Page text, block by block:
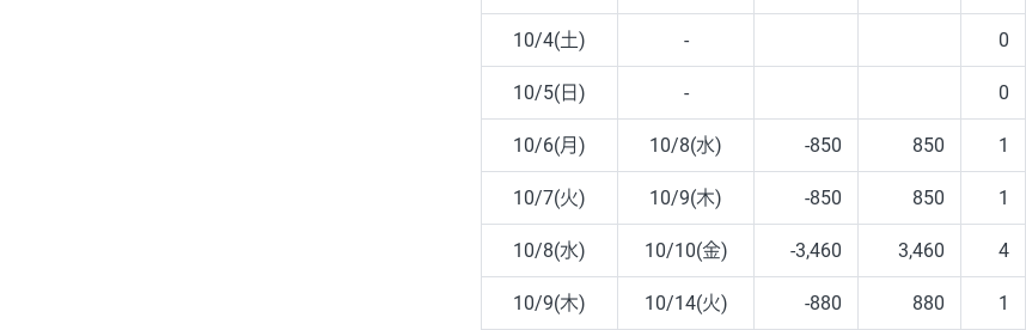
10/4(土) - 0
10/5(日) - 0
10/6(月) 10/8(水) -850 850 1
10/7(火) 10/9(木) -850 850 1
10/8(水) 10/10(金) -3,460 3,460 4
10/9(木) 10/14(火) -880 880 1